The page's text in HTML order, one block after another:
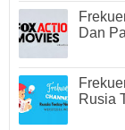
Dan
Rusia